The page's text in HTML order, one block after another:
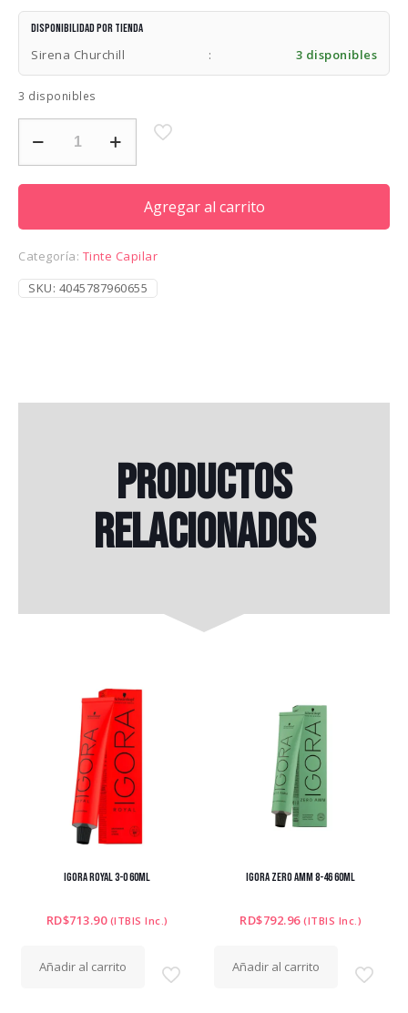
Disponibilidad por tienda
Sirena Churchill : 3 disponibles
3 disponibles
ZERO
cantidad
Agregar al carrito
Categoría: Tinte Capilar
SKU: 4045787960655
Productos
relacionados
IGORA ROYAL 3-0 60ML
RD$713.90 (ITBIS Inc.)
Añadir al carrito
IGORA ZERO AMM 8-46 60ML
RD$792.96 (ITBIS Inc.)
Añadir al carrito